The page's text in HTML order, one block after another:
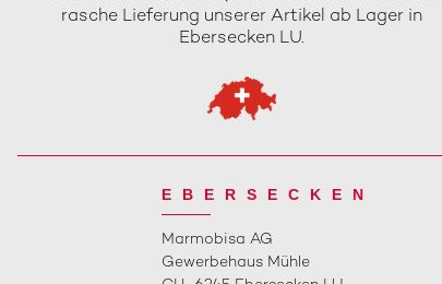
rasche Lieferung unserer Artikel ab Lager in
Ebersecken LU.
EBERSECKEN
Marmobisa AG
Gewerbehaus Mühle